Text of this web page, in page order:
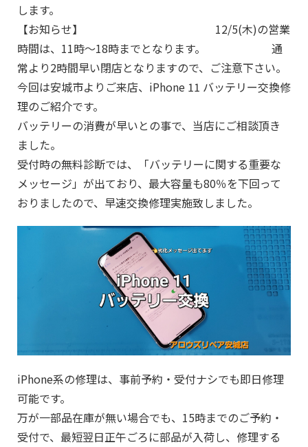
します。
【お知らせ】 12/5(木)の営業
時間は、11時～18時までとなります。 通
常より2時間早い閉店となりますので、ご注意下さい。
今回は安城市よりご来店、iPhone 11 バッテリー交換修
理のご紹介です。
バッテリーの消費が早いとの事で、当店にご相談頂き
ました。
受付時の無料診断では、「バッテリーに関する重要な
メッセージ」が出ており、最大容量も80％を下回って
おりましたので、早速交換修理実施致しました。
iPhone系の修理は、事前予約・受付ナシでも即日修理
可能です。
万が一部品在庫が無い場合でも、15時までのご予約・
受付で、最短翌日正午ごろに部品が入荷し、修理する